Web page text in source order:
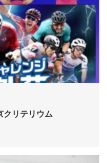
クリテリウム